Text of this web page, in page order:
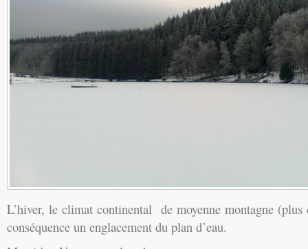
L’hiver, le climat continental de moyenne montagne (plus
conséquence un englacement du plan d’eau.